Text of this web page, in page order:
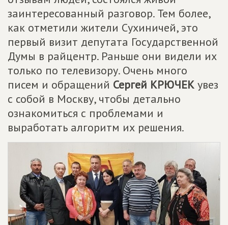
заинтересованный разговор. Тем более,
как отметили жители Сухиничей, это
первый визит депутата Государственной
Думы в райцентр. Раньше они видели их
только по телевизору. Очень много
писем и обращений Сергей КРЮЧЕК увез
с собой в Москву, чтобы детально
ознакомиться с проблемами и
выработать алгоритм их решения.